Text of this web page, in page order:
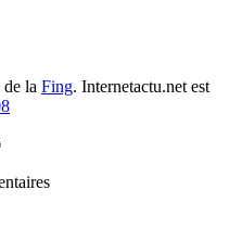
la Fing. Internetactu.net est